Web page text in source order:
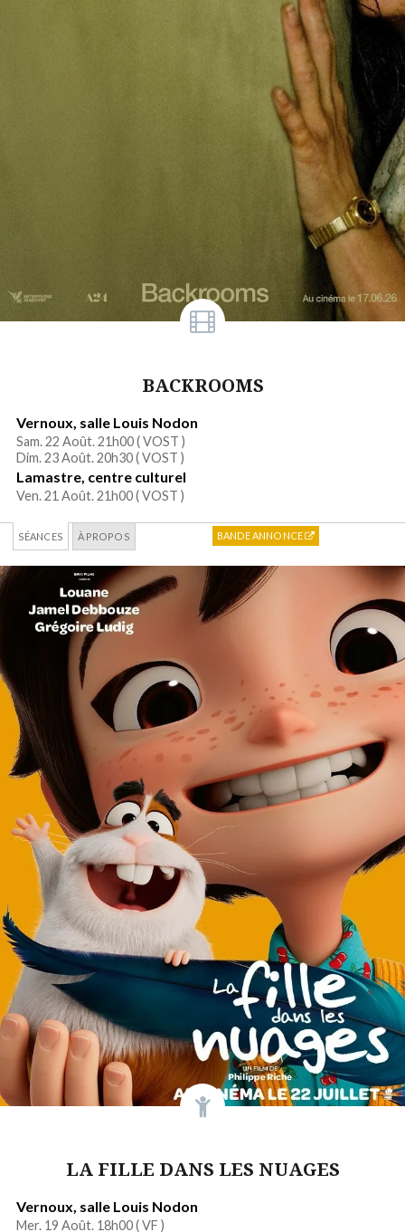
BACKROOMS
Vernoux, salle Louis Nodon
Sam. 22 Août. 21h00 (VOST )
Dim. 23 Août. 20h30 (VOST )
Lamastre, centre culturel
Ven. 21 Août. 21h00 (VOST )
SÉANCES À PROPOS BANDE ANNONCE
LA FILLE DANS LES NUAGES
Vernoux, salle Louis Nodon
Mer. 19 Août. 18h00 (VF )